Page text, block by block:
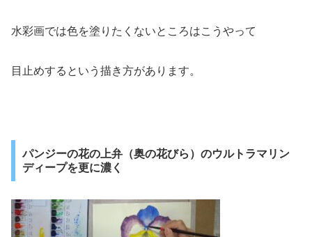
水彩画では色を塗りたくないところはこうやって
目止めするという描き方があります。
パンジーの花の上弁（奥の花びら）のウルトラマリン
ディープを更に濃く